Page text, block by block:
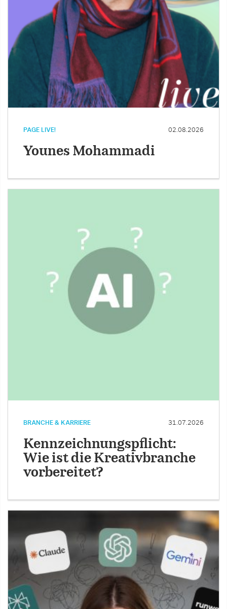
PAGE LIVE! 02.08.2026
Younes Mohammadi
BRANCHE & KARRIERE 31.07.2026
Kennzeichnungspflicht:
Wie ist die Kreativbranche
vorbereitet?